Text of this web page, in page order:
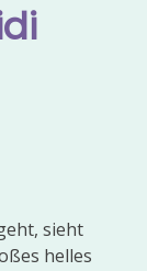
sieht
helles